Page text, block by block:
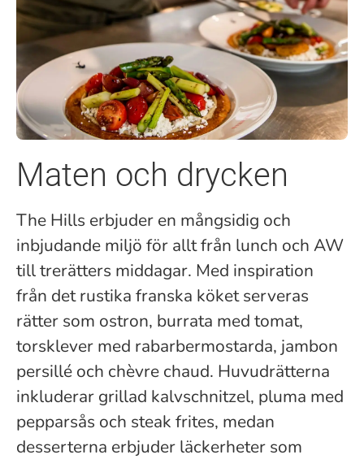
Maten och drycken
The Hills erbjuder en mångsidig och
inbjudande miljö för allt från lunch och AW
till trerätters middagar. Med inspiration
från det rustika franska köket serveras
rätter som ostron, burrata med tomat,
torsklever med rabarbermostarda, jambon
persillé och chèvre chaud. Huvudrätterna
inkluderar grillad kalvschnitzel, pluma med
pepparsås och steak frites, medan
desserterna erbjuder läckerheter som